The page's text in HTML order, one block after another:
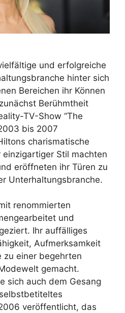
und erfolgreiche
hinter sich
Bereichen ihr Können
Berühmtheit
TV-Show “The
bis 2007
charismatische
Stil machten
eröffneten ihr Türen zu
Unterhaltungsbranche.
renommierten
und
Ihr auffälliges
Aufmerksamkeit
zu einer begehrten
gemacht.
sich auch dem Gesang
veröffentlicht, das